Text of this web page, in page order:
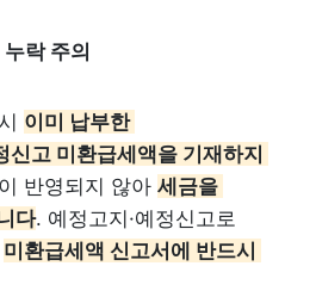
락 주의
이미 납부한
고 미환급세액을 기재하지
반영되지 않아 세금을
다. 예정고지·예정신고로
미환급세액 신고서에 반드시